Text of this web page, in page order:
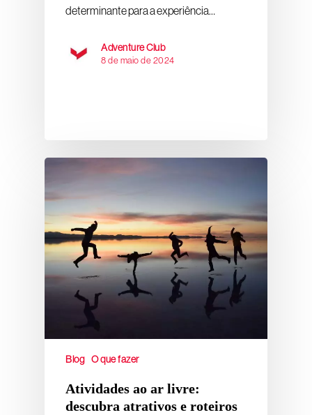
determinante para a experiência…
Adventure Club
8 de maio de 2024
Blog O que fazer
Atividades ao ar livre:
descubra atrativos e roteiros